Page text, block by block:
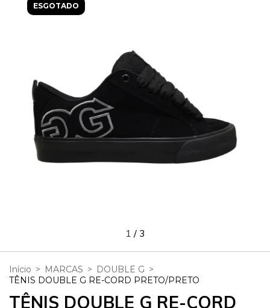
ESGOTADO
1 / 3
Início > MARCAS > DOUBLE G >
TÊNIS DOUBLE G RE-CORD PRETO/PRETO
TÊNIS DOUBLE G RE-CORD